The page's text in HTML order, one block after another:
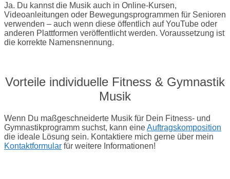
Ja. Du kannst die Musik auch in Online-Kursen,
Videoanleitungen oder Bewegungsprogrammen für Senioren
verwenden – auch wenn diese öffentlich auf YouTube oder
anderen Plattformen veröffentlicht werden. Voraussetzung ist
die korrekte Namensnennung.
Vorteile individuelle Fitness & Gymnastik
Musik
Wenn Du maßgeschneiderte Musik für Dein Fitness- und
Gymnastikprogramm suchst, kann eineAuftragskomposition
die ideale Lösung sein. Kontaktiere mich gerne über mein
Kontaktformular für weitere Informationen!